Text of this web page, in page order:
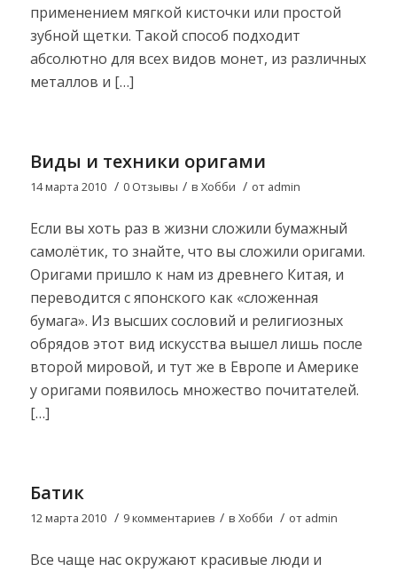
применением мягкой кисточки или простой
зубной щетки. Такой способ подходит
абсолютно для всех видов монет, из различных
металлов и […]
Виды и техники оригами
14 марта 2010 / 0 Отзывы / в Хобби / от admin
Если вы хоть раз в жизни сложили бумажный
самолётик, то знайте, что вы сложили оригами.
Оригами пришло к нам из древнего Китая, и
переводится с японского как «сложенная
бумага». Из высших сословий и религиозных
обрядов этот вид искусства вышел лишь после
второй мировой, и тут же в Европе и Америке
у оригами появилось множество почитателей.
[…]
Батик
12 марта 2010 / 9 комментариев / в Хобби / от admin
Все чаще нас окружают красивые люди и